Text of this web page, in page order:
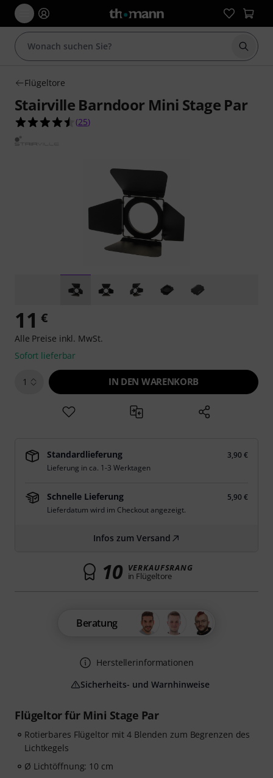
Suche
Flügeltore
Stairville Barndoor Mini Stage Par
4.5 von 5 Sternen aus 25 Kundenbewertungen
(25)
Flügeltor für Mini Stage Par
Rotierbares Flügeltor mit 4 Blenden zum Begrenzen des
Lichtkegels
Ø Lichtöffnung: 10 cm
11 €
Alle Preise inkl. MwSt.
Sofort lieferbar
1 IN DEN WARENKORB
Standardlieferung
3,90 €
Lieferung in ca. 1-3 Werktagen
Schnelle Lieferung
5,90 €
Lieferdatum wird im Checkout angezeigt.
Infos zum Versand
10 VERKAUFSRANG
in Flügeltore
Beratung
Herstellerinformationen
Sicherheits- und Warnhinweise